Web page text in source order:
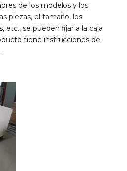
de los modelos y los
piezas, el tamaño, los
etc., se pueden fijar a la caja
tiene instrucciones de